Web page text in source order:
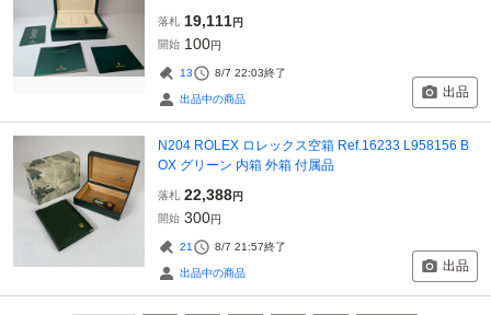
落札 19,111円
開始 100円
13 8/7 22:03終了
出品中の商品 出品
N204 ROLEX ロレックス空箱 Ref.16233 L958156 B
OX グリーン 内箱 外箱 付属品
落札 22,388円
開始 300円
21 8/7 21:57終了
出品中の商品 出品